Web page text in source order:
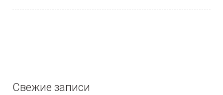
Свежие записи